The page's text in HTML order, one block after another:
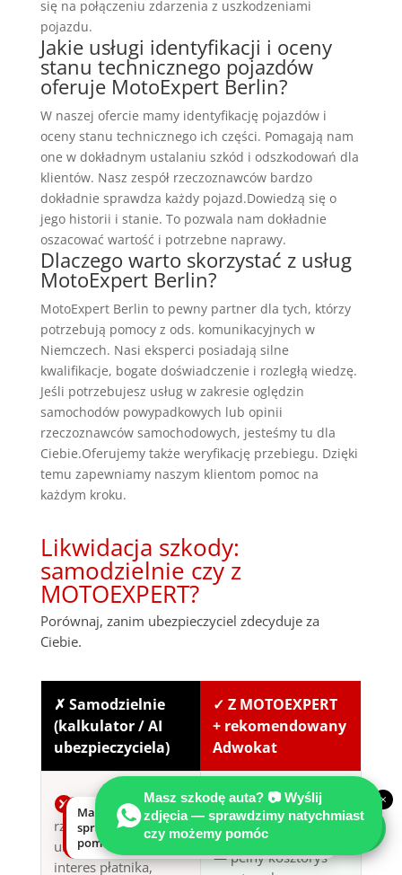
się na połączeniu zdarzenia z uszkodzeniami
pojazdu.
Jakie usługi identyfikacji i oceny
stanu technicznego pojazdów
oferuje MotoExpert Berlin?
W naszej ofercie mamy identyfikację pojazdów i
oceny stanu technicznego ich części. Pomagają nam
one w dokładnym ustalaniu szkód i odszkodowań dla
klientów. Nasz zespół rzeczoznawców bardzo
dokładnie sprawdza każdy pojazd.Dowiedzą się o
jego historii i stanie. To pozwala nam dokładnie
oszacować wartość i potrzebne naprawy.
Dlaczego warto skorzystać z usług
MotoExpert Berlin?
MotoExpert Berlin to pewny partner dla tych, którzy
potrzebują pomocy z ods. komunikacyjnych w
Niemczech. Nasi eksperci posiadają silne
kwalifikacje, bogate doświadczenie i rozległą wiedzę.
Jeśli potrzebujesz usług w zakresie oględzin
samochodów powypadkowych lub opinii
rzeczoznawców samochodowych, jesteśmy tu dla
Ciebie.Oferujemy także weryfikację przebiegu. Dzięki
temu zapewniamy naszym klientom pomoc na
każdym kroku.
Likwidacja szkody:
samodzielnie czy z
MOTOEXPERT?
Porównaj, zanim ubezpieczyciel zdecyduje za
Ciebie.
✗ Samodzielnie
(kalkulator / AI
ubezpieczyciela)
✓ Z MOTOEXPERT
+ rekomendowany
Adwokat
Wycena
rzeczoznawcy
ubezpieczyciela —
interes płatnika,
Niezależna
certyfikowana
opinia techniczna
— pełny kosztorys
Masz szkodę auta? 📷 Wyślij
zdjęcia — sprawdzimy natychmiast
czy możemy pomóc
×
Masz szkodę auta? Wyślij zdjęcia —
sprawdzimy natychmiast, czy możemy
pomóc.